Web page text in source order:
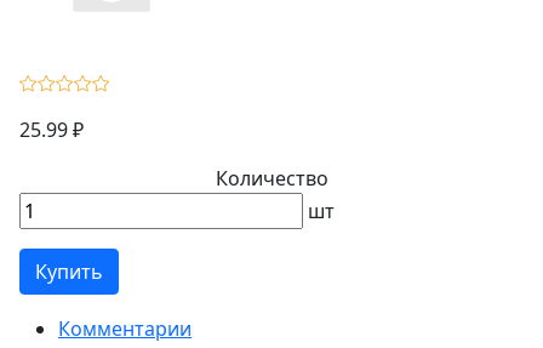
25.99 ₽
Количество
шт
Купить
Комментарии